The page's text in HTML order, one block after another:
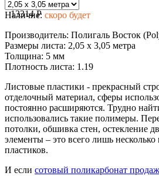
Наличие: скоро будет
13314P
Производитель: Полигаль Восток
Размеры листа: 2,05 х 3,05 метра
Толщина: 5 мм
Плотность листа: 1.19
Листовые пластики - прекрасный
отделочный материал, сферы
постоянно расширяются. Трудно
использовались такие полимеры.
потолки, обшивка стен, остекление
элементы – это всего лишь
пластиков.
И если сотовый поликарбонат